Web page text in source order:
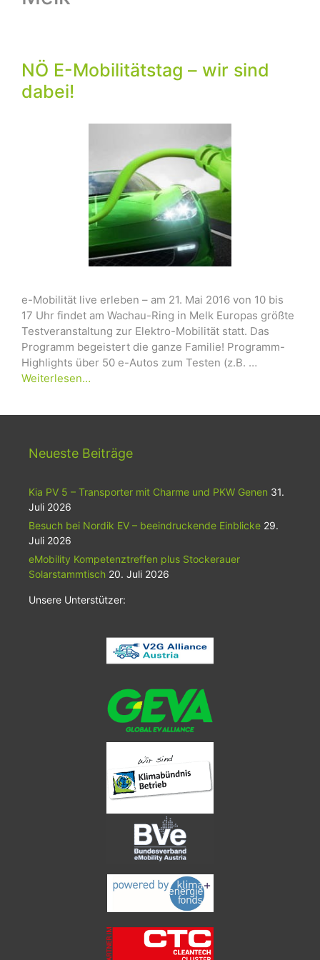
NÖ E-Mobilitätstag – wir sind
dabei!
e-Mobilität live erleben – am 21. Mai 2016 von 10 bis
17 Uhr findet am Wachau-Ring in Melk Europas größte
Testveranstaltung zur Elektro-Mobilität statt. Das
Programm begeistert die ganze Familie! Programm-
Highlights über 50 e-Autos zum Testen (z.B. …
Weiterlesen…
Neueste Beiträge
Kia PV 5 – Transporter mit Charme und PKW Genen 31.
Juli 2026
Besuch bei Nordik EV – beeindruckende Einblicke 29.
Juli 2026
eMobility Kompetenztreffen plus Stockerauer
Solarstammtisch 20. Juli 2026
Unsere Unterstützer: